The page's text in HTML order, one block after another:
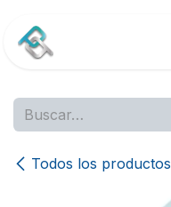
Todos los productos